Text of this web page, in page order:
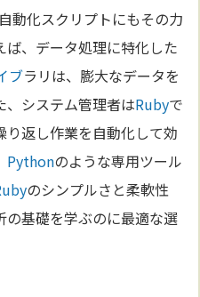
動化スクリプトにもその力
、データ処理に特化した
ブラリは、膨大なデータを
、システム管理者はRubyで
り返し作業を自動化して効
Pythonのような専用ツール
のシンプルさと柔軟性
の基礎を学ぶのに最適な選